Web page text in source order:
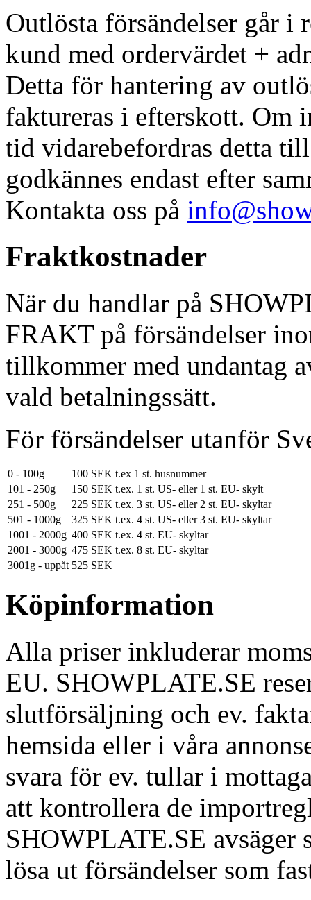
Outlösta försändelser går
kund med ordervärdet +
Detta för hantering av
faktureras i efterskott. Om
tid vidarebefordras detta
godkännes endast efter
Kontakta oss på
Fraktkostnader
När du handlar på
FRAKT på försändelser
tillkommer med undantag
vald betalningssätt.
För försändelser utanför
0 - 100g 100 SEK t.ex 1 st. husnummer
101 - 250g
150 SEK t.ex. 1 st. US- eller 1 st. EU- skylt
251 - 500g
225 SEK t.ex. 3 st. US- eller 2 st. EU- skyltar
501 - 1000g
325 SEK t.ex. 4 st. US- eller 3 st. EU- skyltar
1001 - 2000g 400 SEK t.ex. 4 st. EU- skyltar
2001 - 3000g 475 SEK t.ex. 8 st. EU- skyltar
3001g - uppåt 525 SEK
Köpinformation
Alla priser inkluderar
EU. SHOWPLATE.SE
slutförsäljning och ev.
hemsida eller i våra
svara för ev. tullar i
att kontrollera de
SHOWPLATE.SE avsäger
lösa ut försändelser som